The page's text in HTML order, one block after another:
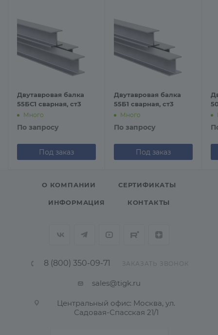
Двутавровая балка
55БС1 сварная, ст3
Много
По запросу
Под заказ
Двутавровая балка
55Б1 сварная, ст3
Много
По запросу
Под заказ
О КОМПАНИИ СЕРТИФИКАТЫ
ИНФОРМАЦИЯ КОНТАКТЫ
8 (800) 350-09-71 ЗАКАЗАТЬ ЗВОНОК
sales@tigk.ru
Центральный офис: Москва, ул.
Садовая-Спасская 21/1